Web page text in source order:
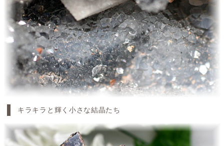
キラキラと輝く小さな結晶たち